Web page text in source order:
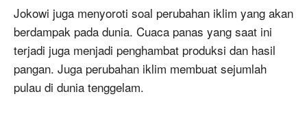
Jokowi juga menyoroti soal perubahan iklim yang akan
berdampak pada dunia. Cuaca panas yang saat ini
terjadi juga menjadi penghambat produksi dan hasil
pangan. Juga perubahan iklim membuat sejumlah
pulau di dunia tenggelam.